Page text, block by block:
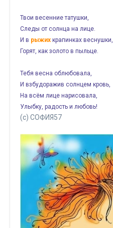
Твои весенние татушки,
Следы от солнца на лице.
И в рыжих крапинках веснушки,
Горят, как золото в пыльце.
Тебя весна облюбовала,
И взбудоражив солнцем кровь,
На всём лице нарисовала,
Улыбку, радость и любовь!
(с) СОФИЯ57